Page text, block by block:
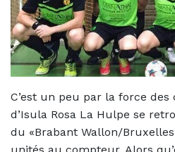
C’est un peu par la force des
d’Isula Rosa La Hulpe se
du «Brabant Wallon/
unités au compteur. Alors